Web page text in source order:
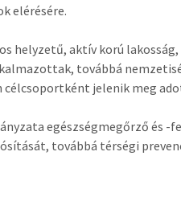
elérésére.
helyzetű, aktív korú
továbbá
jelenik meg
egészségmegőrző
továbbá térségi